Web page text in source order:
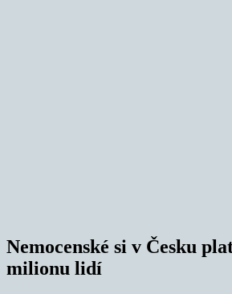
Nemocenské si v Česku
milionu lidí